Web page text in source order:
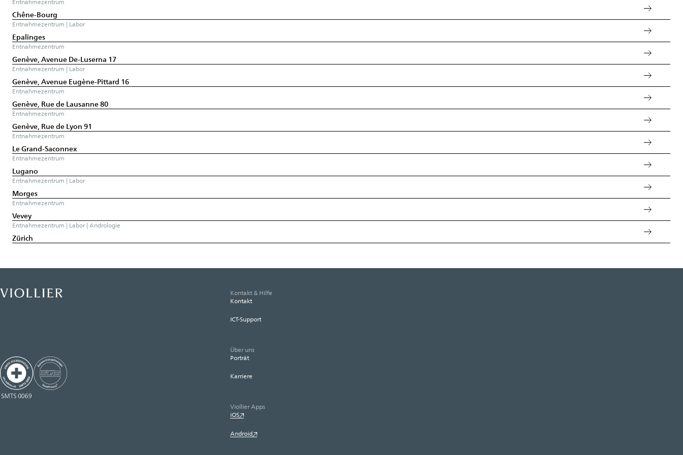
Chêne-Bourg
Entnahmezentrum | Labor
Epalinges
Entnahmezentrum
Genève, Avenue De-Luserna 17
Entnahmezentrum | Labor
Genève, Avenue Eugène-Pittard 16
Entnahmezentrum
Genève, Rue de Lausanne 80
Entnahmezentrum
Genève, Rue de Lyon 91
Entnahmezentrum
Le Grand-Saconnex
Entnahmezentrum
Lugano
Entnahmezentrum | Labor
Morges
Entnahmezentrum
Vevey
Entnahmezentrum | Labor | Andrologie
Zürich
Kontakt & Hilfe
Kontakt
ICT-Support
Über uns
Porträt
Karriere
Viollier Apps
iOS
Android